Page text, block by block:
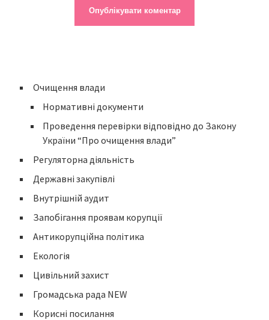
Очищення влади
Нормативні документи
Проведення перевірки відповідно до Закону
України “Про очищення влади”
Регуляторна діяльність
Державні закупівлі
Внутрішній аудит
Запобігання проявам корупції
Антикорупційна політика
Екологія
Цивільний захист
Громадська рада NEW
Корисні посилання